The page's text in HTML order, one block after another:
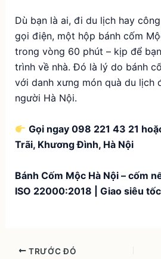
Dù bạn là ai, đi du lịch hay
gọi điện, một hộp bánh cốm
trong vòng 60 phút – kịp để
trình về nhà. Đó là lý do bánh
với danh xưng món quà du lịch
người Hà Nội.
Gọi ngay 098 221 43 21
Trãi, Khương Đình, Hà Nội
Bánh Cốm Mộc Hà Nội – cốm
ISO 22000:2018 | Giao siêu
TRƯỚC ĐÓ